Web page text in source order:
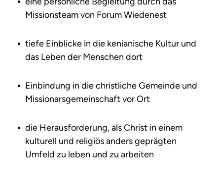
Missionsteam von Forum Wiedenest
tiefe Einblicke in die kenianische Kultur und
das Leben der Menschen dort
Einbindung in die christliche Gemeinde und
Missionarsgemeinschaft vor Ort
die Herausforderung, als Christ in einem
kulturell und religiös anders geprägten
Umfeld zu leben und zu arbeiten